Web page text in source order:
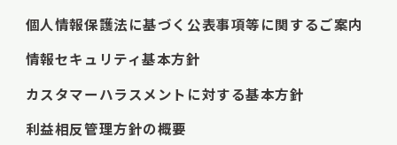
個人情報保護法に基づく公表事項等に関するご案内
情報セキュリティ基本方針
カスタマーハラスメントに対する基本方針
利益相反管理方針の概要